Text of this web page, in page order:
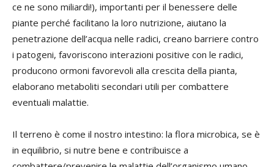
ce ne sono miliardi!), importanti per il benessere delle
piante perché facilitano la loro nutrizione, aiutano la
penetrazione dell’acqua nelle radici, creano barriere contro
i patogeni, favoriscono interazioni positive con le radici,
producono ormoni favorevoli alla crescita della pianta,
elaborano metaboliti secondari utili per combattere
eventuali malattie.
Il terreno è come il nostro intestino: la flora microbica, se è
in equilibrio, si nutre bene e contribuisce a